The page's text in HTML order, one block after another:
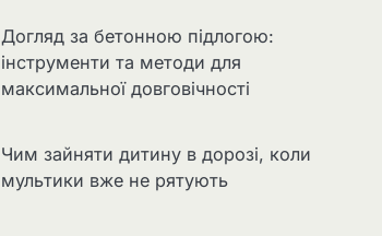
Догляд за бетонною підлогою:
інструменти та методи для
максимальної довговічності
Чим зайняти дитину в дорозі, коли
мультики вже не рятують